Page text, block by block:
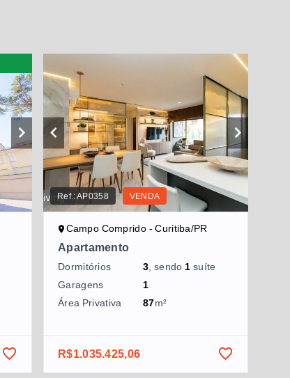
Ref.:AP0358 VENDA
Campo Comprido - Curitiba/PR
Apartamento
Dormitórios 3, sendo1 suíte
Garagens
1
Área Privativa
87m²
R$1.035.425,06